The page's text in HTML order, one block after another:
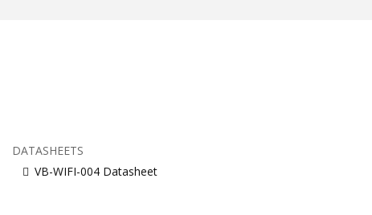
DATASHEETS
VB-WIFI-004 Datasheet